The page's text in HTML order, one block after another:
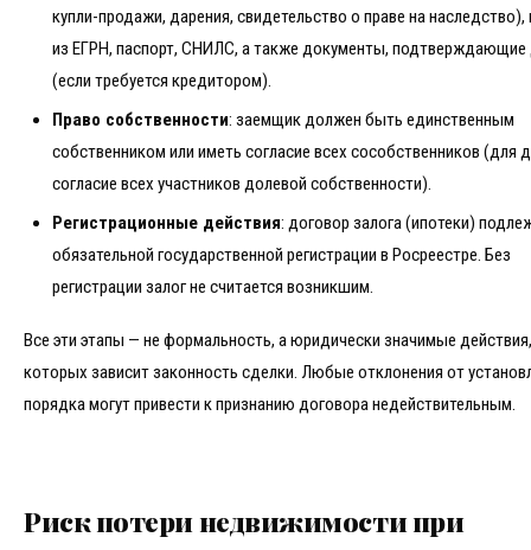
купли-продажи, дарения, свидетельство о праве на
из ЕГРН, паспорт, СНИЛС, а также документы,
(если требуется кредитором).
Право собственности: заемщик должен быть единственным
собственником или иметь согласие всех сособственников (для
согласие всех участников долевой собственности).
Регистрационные действия: договор залога (ипотеки)
обязательной государственной регистрации в Росреестре. Без
регистрации залог не считается возникшим.
Все эти этапы — не формальность, а юридически значимые
которых зависит законность сделки. Любые отклонения от
порядка могут привести к признанию договора недействительным.
Риск потери недвижимости при